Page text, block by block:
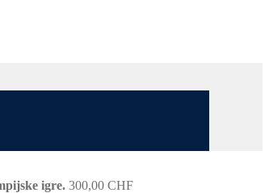
igre. 300,00 CHF